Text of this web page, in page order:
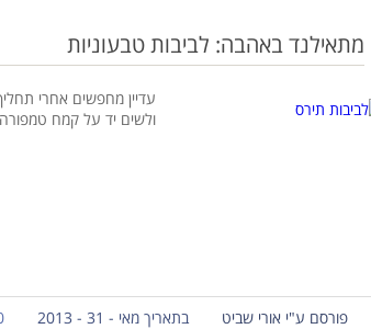
מתאילנד באהבה: לביבות טבעוניות
עדיין מחפשים אחרי
ולשים יד על קמח טמפורה
פורסם ע"י אורי שביט בתאריך מאי - 31 - 2013